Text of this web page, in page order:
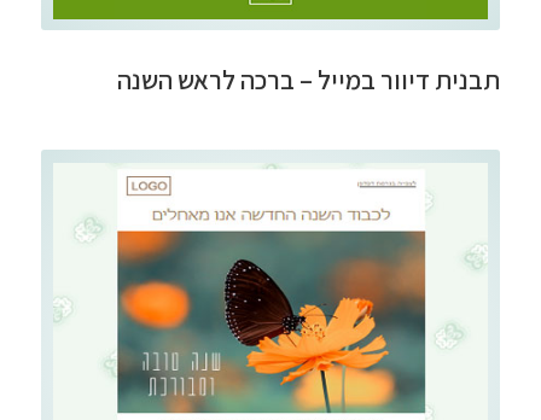
תבנית דיוור במייל – ברכה לראש השנה